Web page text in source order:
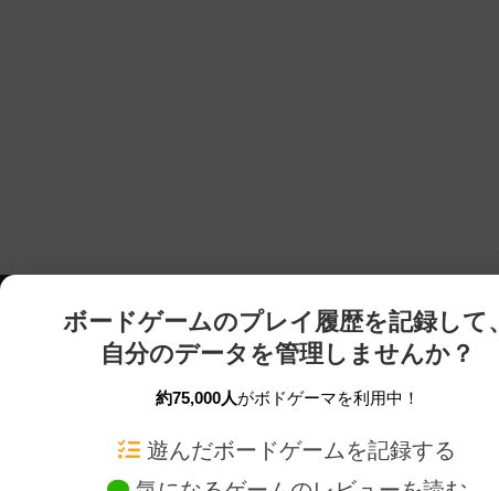
ボードゲームのプレイ履歴を記録して、
自分のデータを管理しませんか？
約75,000人がボドゲーマを利用中！
遊んだボードゲームを記録する